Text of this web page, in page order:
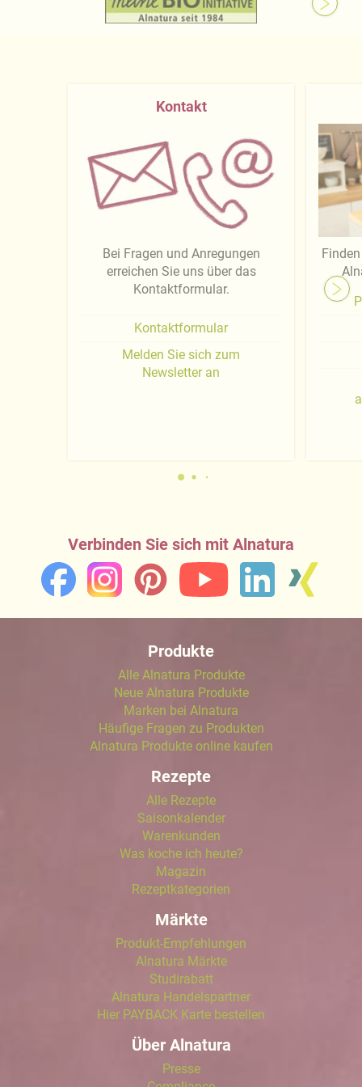
Kontakt
Bei Fragen und Anregungen
erreichen Sie uns über das
Kontaktformular.
Kontaktformular
Melden Sie sich zum
Newsletter an
Verbinden Sie sich mit Alnatura
Produkte
Alle Alnatura Produkte
Neue Alnatura Produkte
Marken bei Alnatura
Häufige Fragen zu Produkten
Alnatura Produkte online kaufen
Rezepte
Alle Rezepte
Saisonkalender
Warenkunden
Was koche ich heute?
Magazin
Rezeptkategorien
Märkte
Produkt-Empfehlungen
Alnatura Märkte
Studirabatt
Alnatura Handelspartner
Hier PAYBACK Karte bestellen
Über Alnatura
Presse